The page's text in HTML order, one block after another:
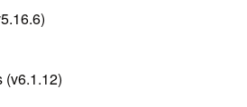
(v6.1.12)